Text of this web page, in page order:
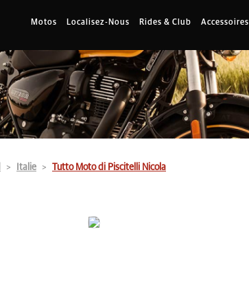
Motos Localisez-Nous Rides & Club Accessoires
Italie Tutto Moto di Piscitelli Nicola